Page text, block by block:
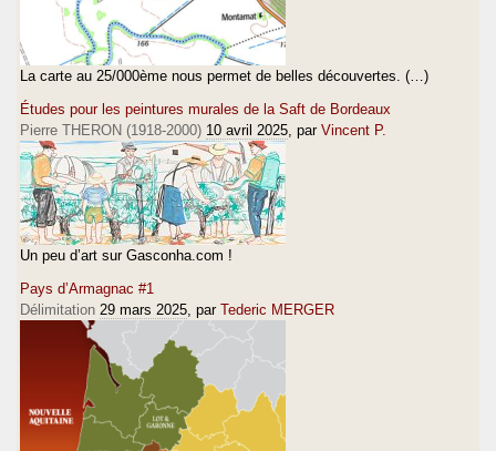
La carte au 25/000ème nous permet de belles découvertes. (…)
Études pour les peintures murales de la Saft de Bordeaux
Pierre THERON (1918-2000) 10 avril 2025 , par Vincent P.
Un peu d’art sur Gasconha.com !
Pays d’Armagnac #1
Délimitation 29 mars 2025 , par Tederic MERGER